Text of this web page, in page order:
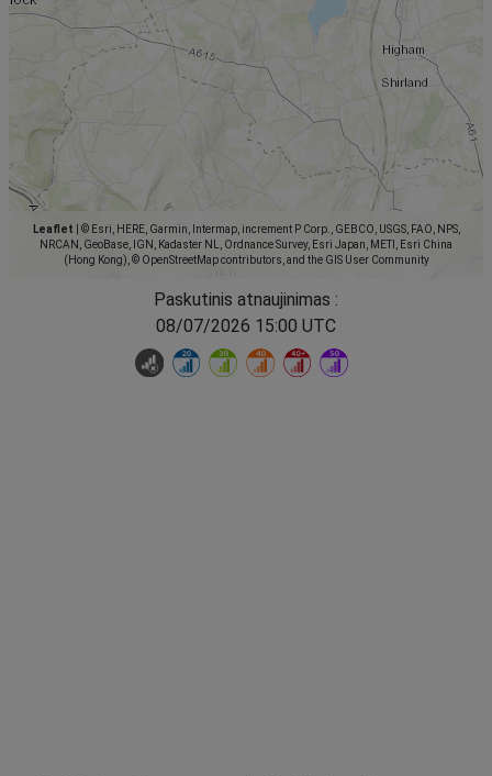
Leaflet
© Esri, HERE, Garmin, Intermap, increment P Corp., GEBCO, USGS, FAO, NPS,
NRCAN, GeoBase, IGN, Kadaster NL, Ordnance Survey, Esri Japan, METI, Esri China
(Hong Kong), © OpenStreetMap contributors, and the GIS User Community
Paskutinis atnaujinimas :
08/07/2026 15:00 UTC